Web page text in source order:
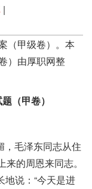
|
（甲级卷）。本
）由厚职网整
（甲卷）
毛泽东同志从住
的周恩来同志。
说：“今天是进